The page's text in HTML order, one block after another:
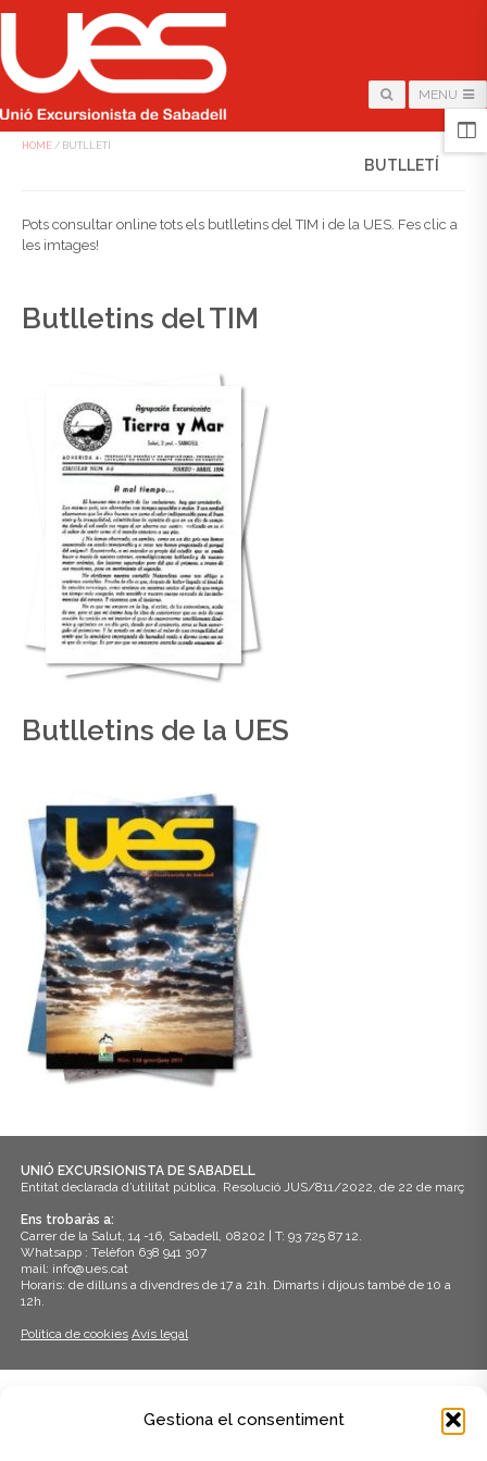
Gestiona el consentiment
MENU
HOME / BUTLLETÍ
BUTLLETÍ
Pots consultar online tots els butlletins del TIM i de la UES. Fes clic a
les imtages!
Butlletins del TIM
Butlletins de la UES
UNIÓ EXCURSIONISTA DE SABADELL
Entitat declarada d’utilitat pública. Resolució JUS/811/2022, de 22 de març
Ens trobaràs a:
Carrer de la Salut, 14 -16, Sabadell, 08202 | T: 93 725 87 12.
Whatsapp : Telèfon 638 941 307
mail: info@ues.cat
Horaris: de dilluns a divendres de 17 a 21h. Dimarts i dijous també de 10 a
12h.
Política de cookies Avís legal